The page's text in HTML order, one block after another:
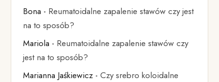
Bona - Reumatoidalne zapalenie stawów czy jest
na to sposób?
Mariola - Reumatoidalne zapalenie stawów czy
jest na to sposób?
Marianna Jaśkiewicz -Czy srebro koloidalne